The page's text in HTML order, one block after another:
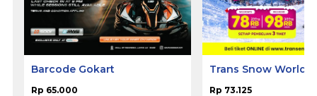
Barcode Gokart
Rp 65.000
Trans Snow World
Rp 73.125